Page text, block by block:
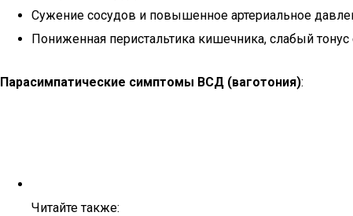
Сужение сосудов и повышенное артериальное
Пониженная перистальтика кишечника, слабый
Парасимпатические симптомы ВСД (ваготония):
Читайте также: